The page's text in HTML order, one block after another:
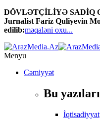
DÖVLƏTÇİLİYƏ SADİQ
Jurnalist Fariz Quliyevin
edilib:məqaləni oxu...
Menyu
Cəmiyyət
Bu
İqtisadiyyat